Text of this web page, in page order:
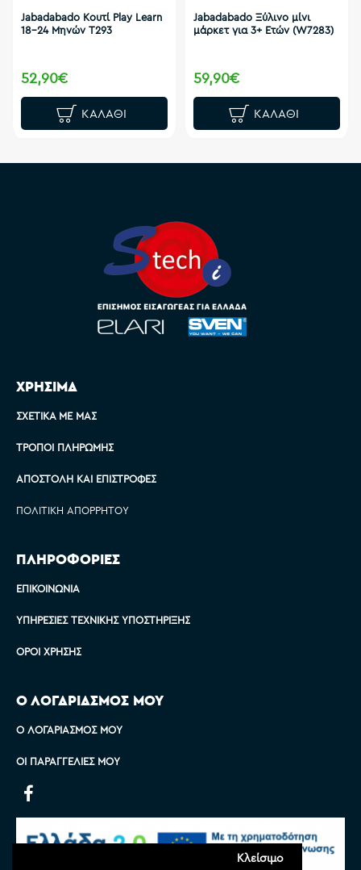
Κλείσιμο
Jabadabado Κουτί Play Learn
18-24 Μηνών T293
52,90€
ΚΑΛΆΘΙ
Jabadabado Ξύλινο μίνι
μάρκετ για 3+ Ετών (W7283)
59,90€
ΚΑΛΆΘΙ
ΧΡΗΣΙΜΑ
ΣΧΕΤΙΚΆ ΜΕ ΜΑΣ
ΤΡΌΠΟΙ ΠΛΗΡΩΜΉΣ
ΑΠΟΣΤΟΛΉ ΚΑΙ ΕΠΙΣΤΡΟΦΈΣ
ΠΟΛΙΤΙΚΉ ΑΠΟΡΡΉΤΟΥ
ΠΛΗΡΟΦΟΡΙΕΣ
ΕΠΙΚΟΙΝΩΝΊΑ
ΥΠΗΡΕΣΊΕΣ ΤΕΧΝΙΚΉΣ ΥΠΟΣΤΉΡΙΞΗΣ
ΌΡΟΙ ΧΡΉΣΗΣ
Ο ΛΟΓΑΡΙΑΣΜΟΣ ΜΟΥ
Ο ΛΟΓΑΡΙΑΣΜΌΣ ΜΟΥ
ΟΙ ΠΑΡΑΓΓΕΛΊΕΣ ΜΟΥ